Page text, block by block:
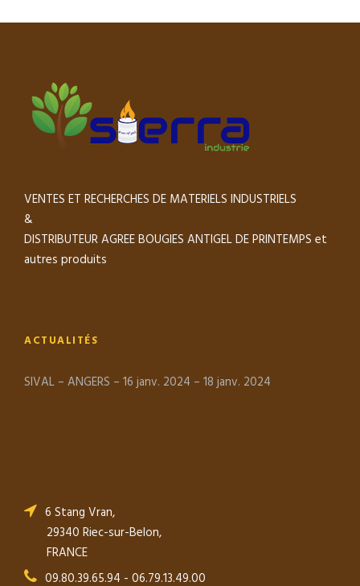
VENTES ET RECHERCHES DE MATERIELS INDUSTRIELS
&
DISTRIBUTEUR AGREE BOUGIES ANTIGEL DE PRINTEMPS et
autres produits
ACTUALITÉS
SIVAL – ANGERS – 16 janv. 2024 – 18 janv. 2024
6 Stang Vran,
29340 Riec-sur-Belon,
FRANCE
09.80.39.65.94 - 06.79.13.49.00